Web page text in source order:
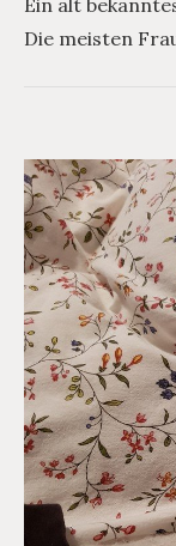
Ein alt
Die meisten